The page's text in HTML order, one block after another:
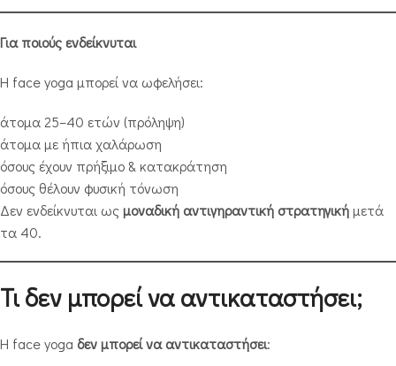
Για ποιούς ενδείκνυται
Η face yoga μπορεί να ωφελήσει:
άτομα 25–40 ετών (πρόληψη)
άτομα με ήπια χαλάρωση
όσους έχουν πρήξιμο & κατακράτηση
όσους θέλουν φυσική τόνωση
Δεν ενδείκνυται ωςμοναδική αντιγηραντική στρατηγικήμετά
τα 40.
Τι δεν μπορεί να αντικαταστήσει;
Η face yoga δεν μπορεί να αντικαταστήσει: